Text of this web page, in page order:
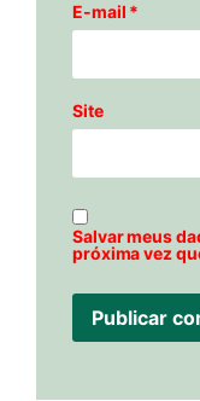
E-mail *
Site
Salvar meus
próxima vez